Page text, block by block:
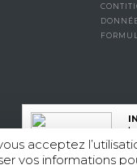
acceptez
vos informations